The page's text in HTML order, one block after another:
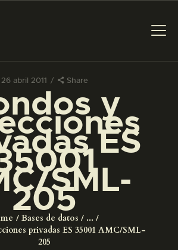
26 abril 2011 Share
y
ES
SML-
205
Bases de datos
...
privadas ES 35001 AMC/SML-
205
LA VISITA